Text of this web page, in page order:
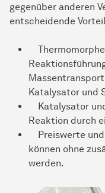
gegenüber anderen
entscheidende
Katalysator und
Katalysator
Reaktion durch
Preiswerte
können ohne
werden.